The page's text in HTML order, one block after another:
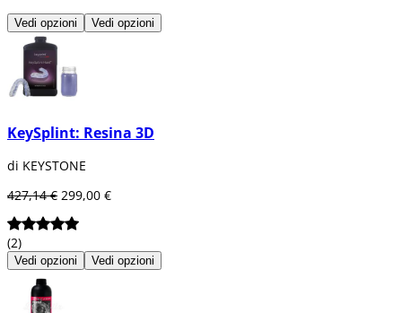
Vedi opzioni Vedi opzioni
KeySplint: Resina 3D
di KEYSTONE
427,14 € 299,00 €
(2)
Vedi opzioni Vedi opzioni